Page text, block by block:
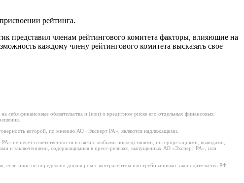
рейтинга.
представил членам рейтингового комитета факторы, влияющие на
каждому члену рейтингового комитета высказать свое
финансовые обязательства и (или) о кредитном риске его отдельных финансовых
которой, по мнению АО «Эксперт РА», являются надлежащими.
не несет ответственности в связи с любыми последствиями, интерпретациями, выводами,
и заключениями, содержащимися в пресс-релизах, выпущенных АО «Эксперт РА», или
иное не определено договором с контрагентом или требованиями законодательства РФ.